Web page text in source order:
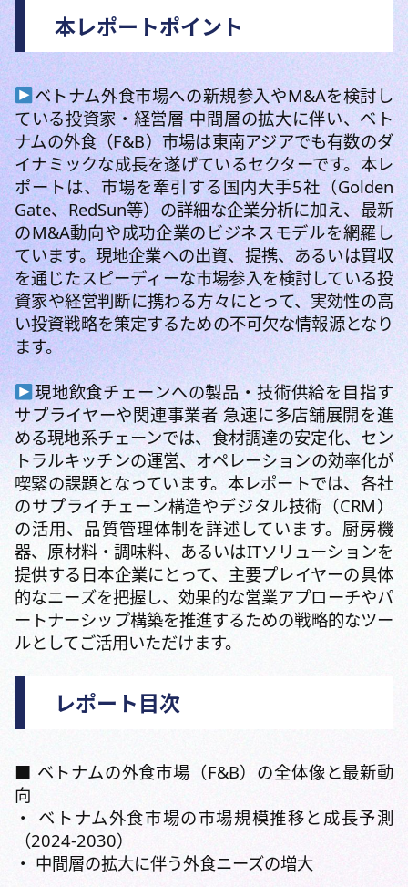
本レポートポイント
ベトナム外食市場への新規参入やM&Aを検討し
ている投資家・経営層 中間層の拡大に伴い、ベト
ナムの外食（F&B）市場は東南アジアでも有数のダ
イナミックな成長を遂げているセクターです。本レ
ポートは、市場を牽引する国内大手5社（Golden
Gate、RedSun等）の詳細な企業分析に加え、最新
のM&A動向や成功企業のビジネスモデルを網羅し
ています。現地企業への出資、提携、あるいは買収
を通じたスピーディーな市場参入を検討している投
資家や経営判断に携わる方々にとって、実効性の高
い投資戦略を策定するための不可欠な情報源となり
ます。
現地飲食チェーンへの製品・技術供給を目指す
サプライヤーや関連事業者 急速に多店舗展開を進
める現地系チェーンでは、食材調達の安定化、セン
トラルキッチンの運営、オペレーションの効率化が
喫緊の課題となっています。本レポートでは、各社
のサプライチェーン構造やデジタル技術（CRM）
の活用、品質管理体制を詳述しています。厨房機
器、原材料・調味料、あるいはITソリューションを
提供する日本企業にとって、主要プレイヤーの具体
的なニーズを把握し、効果的な営業アプローチやパ
ートナーシップ構築を推進するための戦略的なツー
ルとしてご活用いただけます。
レポート目次
■ ベトナムの外食市場（F&B）の全体像と最新動
向
・ ベトナム外食市場の市場規模推移と成長予測
（2024-2030）
・ 中間層の拡大に伴う外食ニーズの増大